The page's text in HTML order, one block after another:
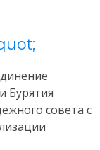
Бурятия
совета с